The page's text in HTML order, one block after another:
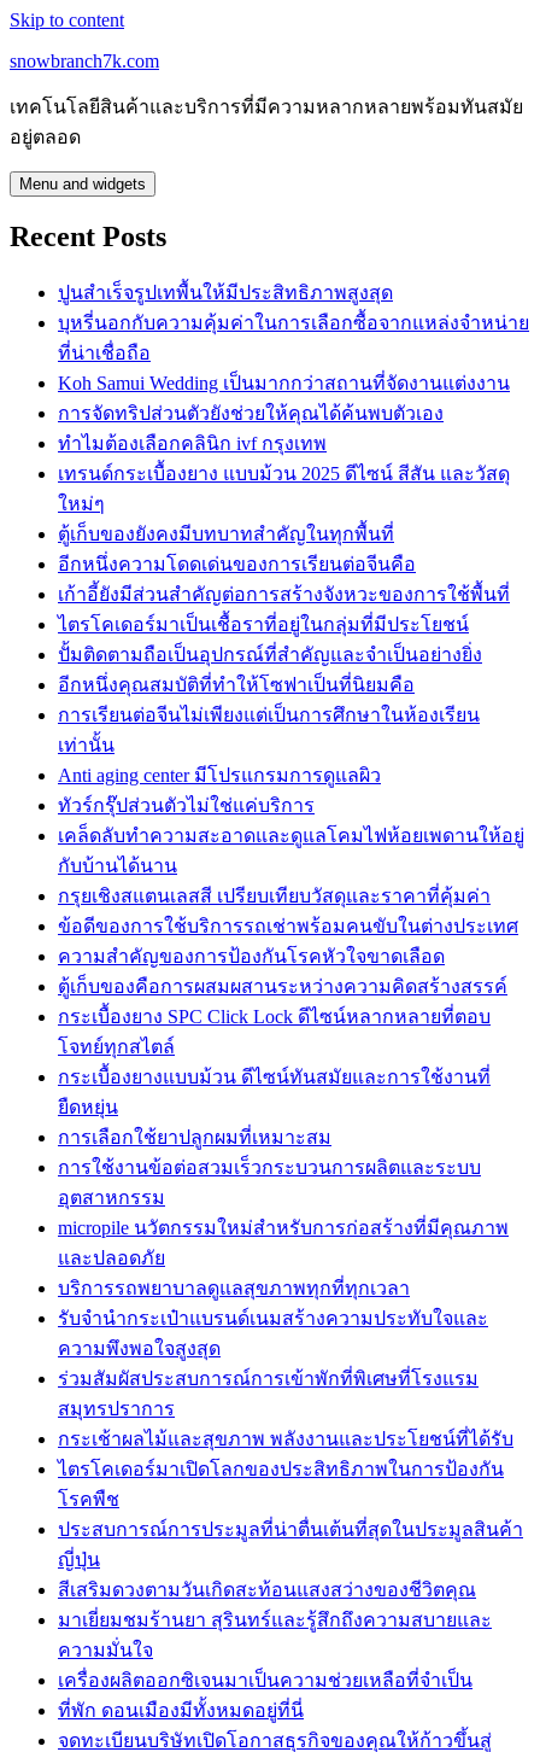
Skip to content
snowbranch7k.com
เทคโนโลยีสินค้าและบริการที่มีความหลากหลายพร้อมทันสมัย
อยู่ตลอด
Menu and widgets
Recent Posts
ปูนสำเร็จรูปเทพื้นให้มีประสิทธิภาพสูงสุด
บุหรี่นอกกับความคุ้มค่าในการเลือกซื้อจากแหล่งจำหน่าย
ที่น่าเชื่อถือ
Koh Samui Wedding เป็นมากกว่าสถานที่จัดงานแต่งงาน
การจัดทริปส่วนตัวยังช่วยให้คุณได้ค้นพบตัวเอง
ทำไมต้องเลือกคลินิก ivf กรุงเทพ
เทรนด์กระเบื้องยาง แบบม้วน 2025 ดีไซน์ สีสัน และวัสดุ
ใหม่ๆ
ตู้เก็บของยังคงมีบทบาทสำคัญในทุกพื้นที่
อีกหนึ่งความโดดเด่นของการเรียนต่อจีนคือ
เก้าอี้ยังมีส่วนสำคัญต่อการสร้างจังหวะของการใช้พื้นที่
ไตรโคเดอร์มาเป็นเชื้อราที่อยู่ในกลุ่มที่มีประโยชน์
ปั้มติดตามถือเป็นอุปกรณ์ที่สำคัญและจำเป็นอย่างยิ่ง
อีกหนึ่งคุณสมบัติที่ทำให้โซฟาเป็นที่นิยมคือ
การเรียนต่อจีนไม่เพียงแต่เป็นการศึกษาในห้องเรียน
เท่านั้น
Anti aging center มีโปรแกรมการดูแลผิว
ทัวร์กรุ๊ปส่วนตัวไม่ใช่แค่บริการ
เคล็ดลับทำความสะอาดและดูแลโคมไฟห้อยเพดานให้อยู่
กับบ้านได้นาน
กรุยเชิงสแตนเลสสี เปรียบเทียบวัสดุและราคาที่คุ้มค่า
ข้อดีของการใช้บริการรถเช่าพร้อมคนขับในต่างประเทศ
ความสำคัญของการป้องกันโรคหัวใจขาดเลือด
ตู้เก็บของคือการผสมผสานระหว่างความคิดสร้างสรรค์
กระเบื้องยาง SPC Click Lock ดีไซน์หลากหลายที่ตอบ
โจทย์ทุกสไตล์
กระเบื้องยางแบบม้วน ดีไซน์ทันสมัยและการใช้งานที่
ยืดหยุ่น
การเลือกใช้ยาปลูกผมที่เหมาะสม
การใช้งานข้อต่อสวมเร็วกระบวนการผลิตและระบบ
อุตสาหกรรม
micropile นวัตกรรมใหม่สำหรับการก่อสร้างที่มีคุณภาพ
และปลอดภัย
บริการรถพยาบาลดูแลสุขภาพทุกที่ทุกเวลา
รับจำนำกระเป๋าแบรนด์เนมสร้างความประทับใจและ
ความพึงพอใจสูงสุด
ร่วมสัมผัสประสบการณ์การเข้าพักที่พิเศษที่โรงแรม
สมุทรปราการ
กระเช้าผลไม้และสุขภาพ พลังงานและประโยชน์ที่ได้รับ
ไตรโคเดอร์มาเปิดโลกของประสิทธิภาพในการป้องกัน
โรคพืช
ประสบการณ์การประมูลที่น่าตื่นเต้นที่สุดในประมูลสินค้า
ญี่ปุ่น
สีเสริมดวงตามวันเกิดสะท้อนแสงสว่างของชีวิตคุณ
มาเยี่ยมชมร้านยา สุรินทร์และรู้สึกถึงความสบายและ
ความมั่นใจ
เครื่องผลิตออกซิเจนมาเป็นความช่วยเหลือที่จำเป็น
ที่พัก ดอนเมืองมีทั้งหมดอยู่ที่นี่
จดทะเบียนบริษัทเปิดโอกาสธุรกิจของคุณให้ก้าวขึ้นสู่